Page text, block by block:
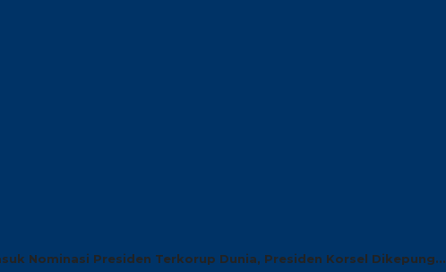
Nominasi Presiden Terkorup Dunia, Presiden Korsel Dikepung...